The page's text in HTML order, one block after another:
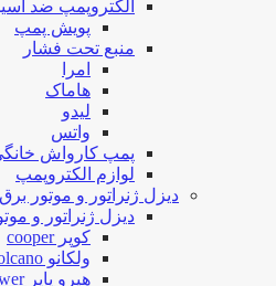
الکتروپمپ ضد
پویش پمپ
منبع تحت فشار
امرا
هاماک
لیدو
واتس
پمپ کارواش
لوازم الکتروپمپ
دیزل ژنراتور و موتور برق
دیزل ژنراتور و
کوپر cooper
ولکانو Volcano
هیرو پاپر Heropower